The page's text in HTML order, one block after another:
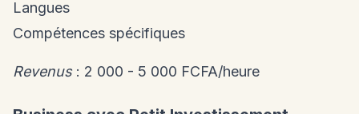
Langues
Compétences spécifiques
Revenus: 2 000 - 5 000 FCFA/heure